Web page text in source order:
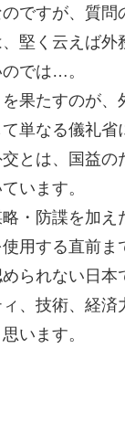
ですが、質問
堅く云えば
では…。
果たすのが、
単なる儀礼省
とは、国益
います。
・防諜を加え
用する直前ま
られない日
、技術、経
います。